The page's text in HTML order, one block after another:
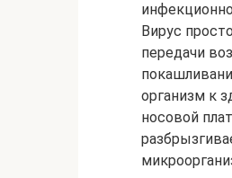
Вирус
передачи
организм к
носовой